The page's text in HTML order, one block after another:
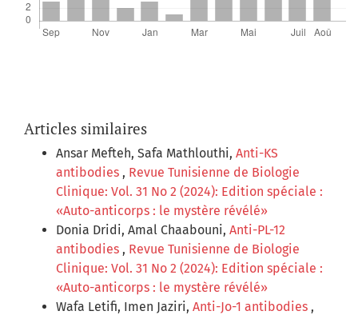
Articles similaires
Ansar Mefteh, Safa Mathlouthi, Anti-KS
antibodies , Revue Tunisienne de Biologie
Clinique: Vol. 31 No 2 (2024): Edition spéciale :
«Auto-anticorps : le mystère révélé»
Donia Dridi, Amal Chaabouni, Anti-PL-12
antibodies , Revue Tunisienne de Biologie
Clinique: Vol. 31 No 2 (2024): Edition spéciale :
«Auto-anticorps : le mystère révélé»
Wafa Letifi, Imen Jaziri, Anti-Jo-1 antibodies ,